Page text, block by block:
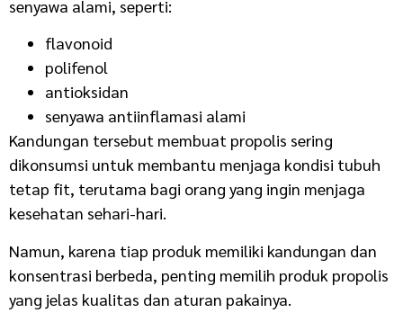
senyawa alami, seperti:
flavonoid
polifenol
antioksidan
senyawa antiinflamasi alami
Kandungan tersebut membuat propolis sering
dikonsumsi untuk membantu menjaga kondisi tubuh
tetap fit, terutama bagi orang yang ingin menjaga
kesehatan sehari-hari.
Namun, karena tiap produk memiliki kandungan dan
konsentrasi berbeda, penting memilih produk propolis
yang jelas kualitas dan aturan pakainya.